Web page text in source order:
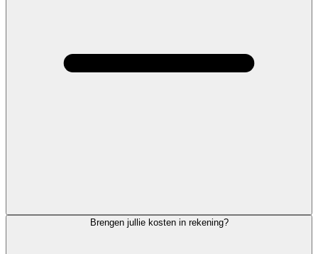
Brengen jullie kosten in rekening?